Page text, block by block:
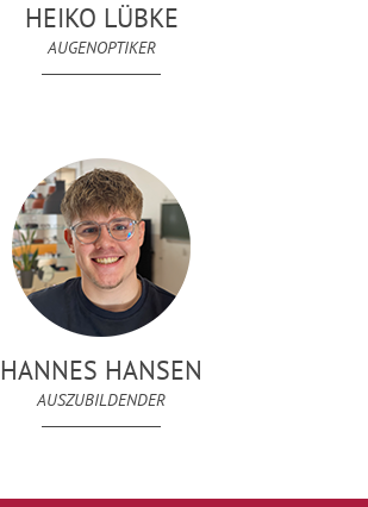
HEIKO LÜBKE
AUGENOPTIKER
HANNES HANSEN
AUSZUBILDENDER